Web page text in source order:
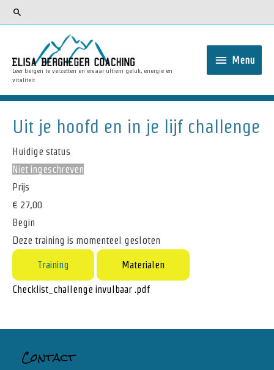
Leer bergen te verzetten en ervaar ultiem geluk, energie en
vitaliteit
Menu
Uit je hoofd en in je lijf challenge
Huidige status
Niet ingeschreven
Prijs
€ 27,00
Begin
Deze training is momenteel gesloten
Training Materialen
Checklist_challenge invulbaar .pdf
Contact